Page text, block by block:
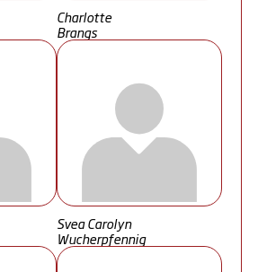
Charlotte
Brangs
Svea Carolyn
Wucherpfennig